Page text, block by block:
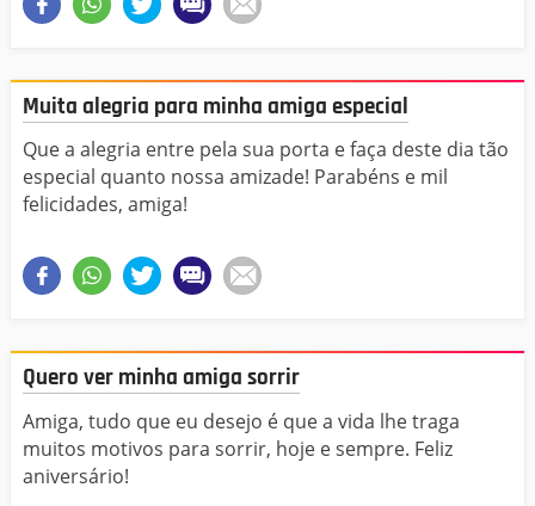
Muita alegria para minha amiga especial
Que a alegria entre pela sua porta e faça deste dia tão
especial quanto nossa amizade! Parabéns e mil
felicidades, amiga!
Quero ver minha amiga sorrir
Amiga, tudo que eu desejo é que a vida lhe traga
muitos motivos para sorrir, hoje e sempre. Feliz
aniversário!